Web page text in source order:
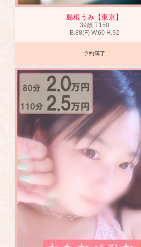
島根うみ【東京】
39歳 T.150
B.88(F) W.60 H .92
予約満了